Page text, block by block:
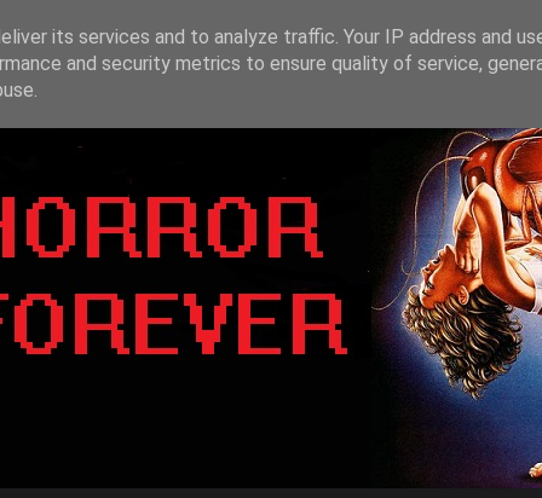
its services and to analyze traffic. Your IP address and
and security metrics to ensure quality of service,